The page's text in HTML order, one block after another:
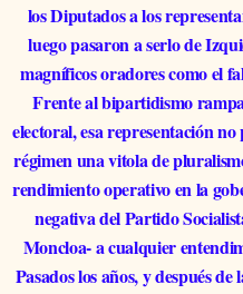
los Diputados a los
luego pasaron a serlo de
magníficos oradores como el
Frente al bipartidismo
electoral, esa representación
régimen una vitola de
rendimiento operativo en la
negativa del Partido
Moncloa- a cualquier
Pasados los años, y después